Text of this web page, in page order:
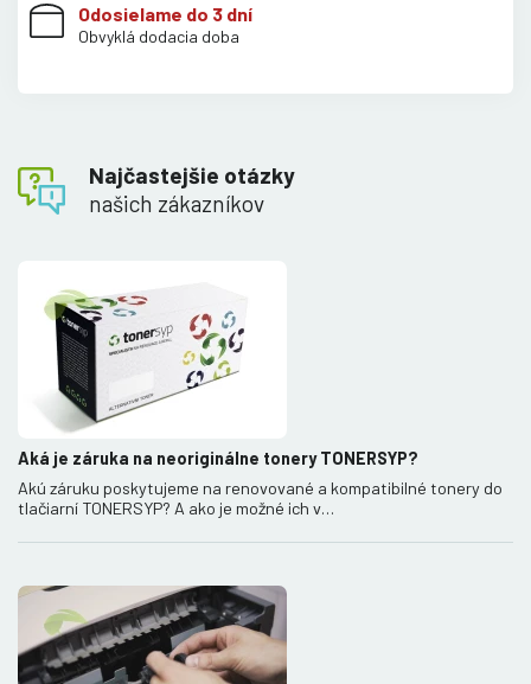
Odosielame do 3 dní
Obvyklá dodacia doba
Najčastejšie otázky
našich zákazníkov
Aká je záruka na neoriginálne tonery TONERSYP?
Akú záruku poskytujeme na renovované a kompatibilné tonery do
tlačiarní TONERSYP? A ako je možné ich v…